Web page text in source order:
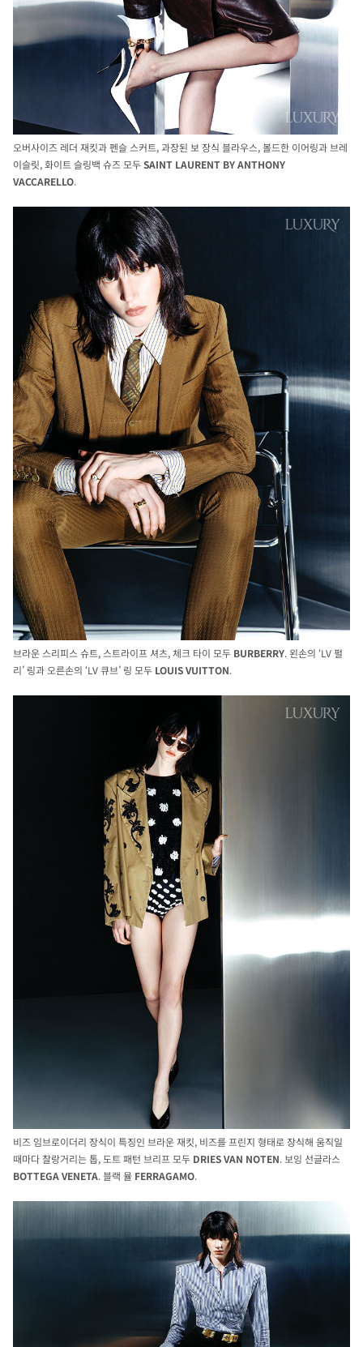
오버사이즈 레더 재킷과 펜슬 스커트, 과장된 보 장식 블라우스, 볼드한 이어링과 브레
이슬릿, 화이트 슬링백 슈즈 모두SAINT LAURENT BY ANTHONY
VACCARELLO.
브라운 스리피스 슈트, 스트라이프 셔츠, 체크 타이 모두 BURBERRY. 왼손의 ‘LV 펄
리’ 링과 오른손의 ‘LV 큐브’ 링 모두 LOUISVUITTON.
비즈 임브로이더리 장식이 특징인 브라운 재킷, 비즈를 프린지 형태로 장식해 움직일
때마다 찰랑거리는 톱, 도트 패턴 브리프 모두 DRIESVAN NOTEN. 보잉 선글라스
BOTTEGAVENETA. 블랙 뮬 FERRAGAMO.